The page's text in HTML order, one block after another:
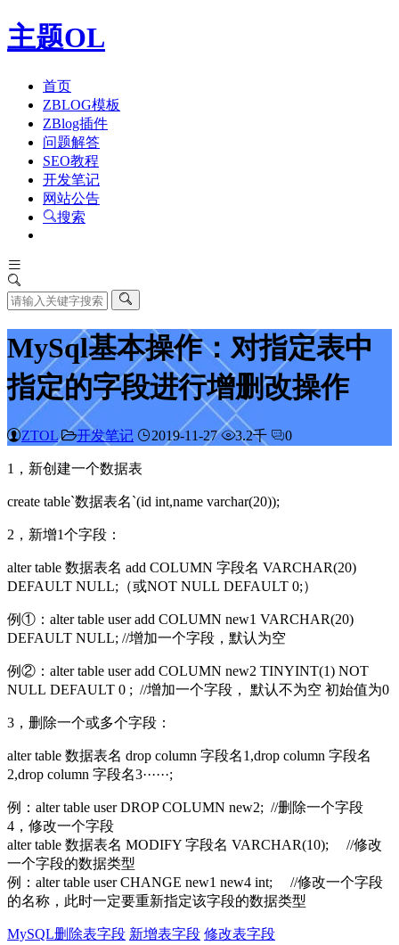
主题OL
首页
ZBLOG模板
ZBlog插件
问题解答
SEO教程
开发笔记
网站公告
搜索
MySql基本操作：对指定表中
指定的字段进行增删改操作
ZTOL 开发笔记 2019-11-27 3.2千 0
1，新创建一个数据表
create table`数据表名`(id int,name varchar(20));
2，新增1个字段：
alter table 数据表名 add COLUMN 字段名 VARCHAR(20)
DEFAULT NULL;（或NOT NULL DEFAULT 0;）
例①：alter table user add COLUMN new1 VARCHAR(20)
DEFAULT NULL; //增加一个字段，默认为空
例②：alter table user add COLUMN new2 TINYINT(1) NOT
NULL DEFAULT 0 ; //增加一个字段， 默认不为空 初始值为0
3，删除一个或多个字段：
alter table 数据表名 drop column 字段名1,drop column 字段名
2,drop column 字段名3······;
例：alter table user DROP COLUMN new2; //删除一个字段
4，修改一个字段
alter table 数据表名 MODIFY 字段名 VARCHAR(10); //修改
一个字段的数据类型
例：alter table user CHANGE new1 new4 int; //修改一个字段
的名称，此时一定要重新指定该字段的数据类型
MySQL删除表字段 新增表字段 修改表字段